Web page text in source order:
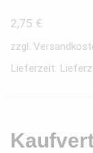
2,75 €
zzgl.
Lieferzeit: